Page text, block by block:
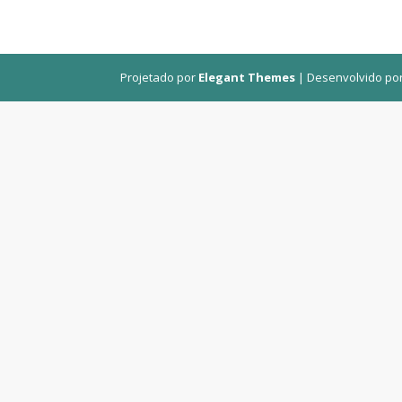
Projetado por Elegant Themes | Desenvolvido